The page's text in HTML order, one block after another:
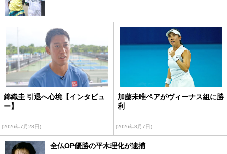
錦織圭 引退へ心境【インタビュ
ー】
(2026年7月28日)
加藤未唯ペアがヴィーナス組に勝
利
(2026年8月7日)
全仏OP優勝の平木理化が逮捕